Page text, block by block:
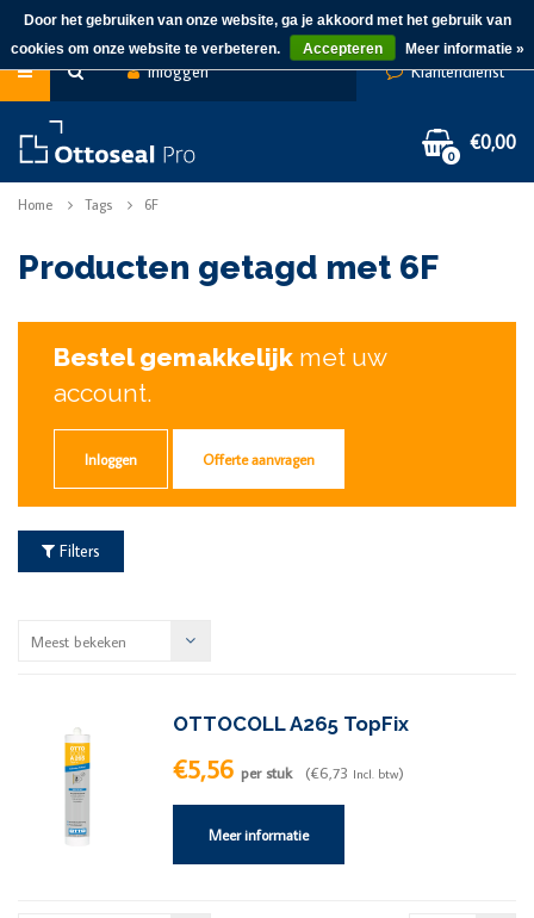
Inloggen Klantendienst
0
€0,00
Home Tags 6F
Producten getagd met 6F
Bestel gemakkelijk met uw
account.
Inloggen Offerte aanvragen
Filters
Meest bekeken
OTTOCOLL A265 TopFix
€5,56 per stuk (€6,73 Incl. btw)
Meer informatie
Door het gebruiken van onze website, ga je akkoord met het gebruik van
cookies om onze website te verbeteren.
Accepteren Meer informatie »